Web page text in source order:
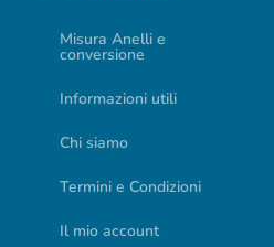
Misura Anelli e
conversione
Informazioni utili
Chi siamo
Termini e Condizioni
Il mio account